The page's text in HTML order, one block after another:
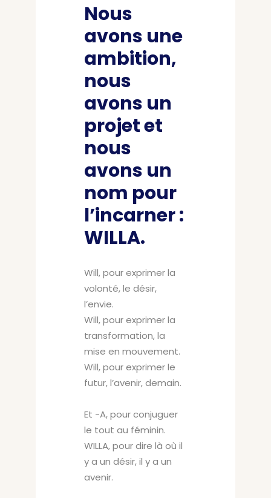
Nous
avons une
ambition,
nous
avons un
projet et
nous
avons un
nom pour
l’incarner :
WILLA.
Will, pour exprimer la
volonté, le désir,
l’envie.
Will, pour exprimer la
transformation, la
mise en mouvement.
Will, pour exprimer le
futur, l’avenir, demain.
Et -A, pour conjuguer
le tout au féminin.
WILLA, pour dire là où il
y a un désir, il y a un
avenir.